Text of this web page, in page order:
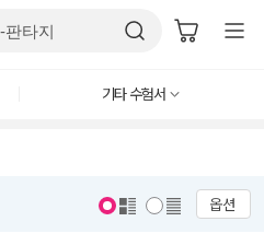
기타 수험서
옵션